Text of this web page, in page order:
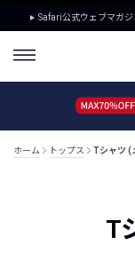
Safari公式ウェブマガジ
ホーム トップス Tシャツ (
T